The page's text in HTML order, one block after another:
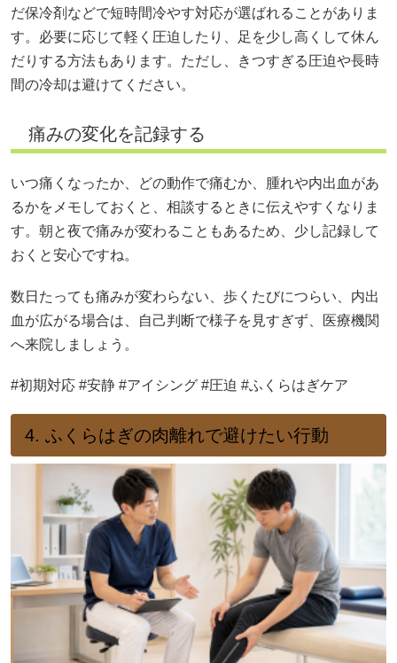
だ保冷剤などで短時間冷やす対応が選ばれることがありま
す。必要に応じて軽く圧迫したり、足を少し高くして休ん
だりする方法もあります。ただし、きつすぎる圧迫や長時
間の冷却は避けてください。
痛みの変化を記録する
いつ痛くなったか、どの動作で痛むか、腫れや内出血があ
るかをメモしておくと、相談するときに伝えやすくなりま
す。朝と夜で痛みが変わることもあるため、少し記録して
おくと安心ですね。
数日たっても痛みが変わらない、歩くたびにつらい、内出
血が広がる場合は、自己判断で様子を見すぎず、医療機関
へ来院しましょう。
#初期対応 #安静 #アイシング #圧迫 #ふくらはぎケア
4. ふくらはぎの肉離れで避けたい行動